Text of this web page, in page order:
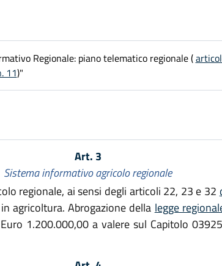
Regionale: piano telematico regionale (
11)"
Art. 3
Sistema informativo agricolo regionale
regionale, ai sensi degli articoli 22, 23 e 32
agricoltura. Abrogazione della legge
1.200.000,00 a valere sul Capitolo